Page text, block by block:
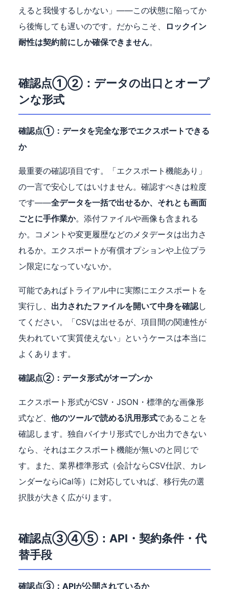
えると我慢するしかない」——この状態に陥ってか
ら後悔しても遅いのです。だからこそ、
ロックイン
耐性は契約前にしか確保できません。
確認点①②：データの出口とオープ
ンな形式
確認点①：データを完全な形でエクスポートできる
か
最重要の確認項目です。「エクスポート機能あり」
の一言で安心してはいけません。確認すべきは粒度
です——全データを一括で出せるか、それとも画面
ごとに手作業か。添付ファイルや画像も含まれる
か。コメントや変更履歴などのメタデータは出力さ
れるか。エクスポートが有償オプションや上位プラ
ン限定になっていないか。
可能であればトライアル中に実際にエクスポートを
実行し、 出力されたファイルを開いて中身を確認し
てください。「CSVは出せるが、項目間の関連性が
失われていて実質使えない」というケースは本当に
よくあります。
確認点②：データ形式がオープンか
エクスポート形式がCSV・JSON・標準的な画像形
式など、 他のツールで読める汎用形式であることを
確認します。独自バイナリ形式でしか出力できない
なら、それはエクスポート機能が無いのと同じで
す。また、業界標準形式（会計ならCSV仕訳、カレ
ンダーならiCal等）に対応していれば、移行先の選
択肢が大きく広がります。
確認点③④⑤：API・契約条件・代
替手段
確認点③：APIが公開されているか